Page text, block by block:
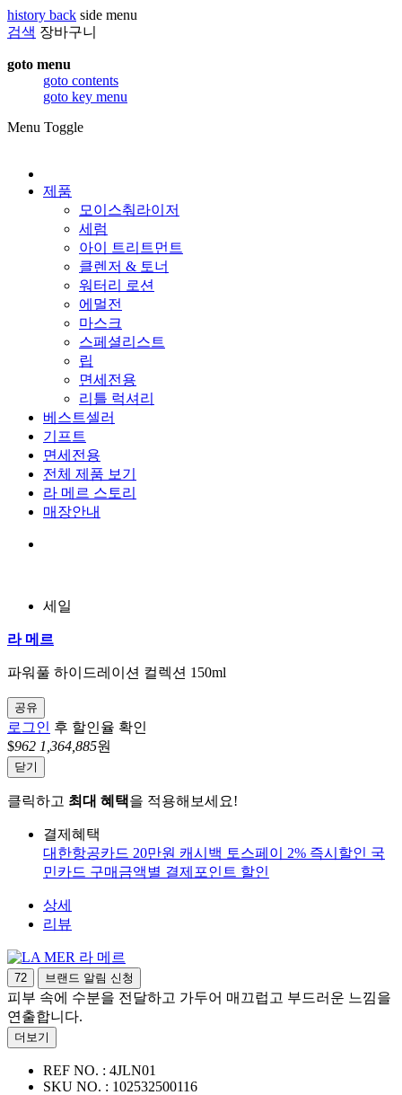
history back side menu
검색 장바구니
goto menu
goto contents
goto key menu
Menu Toggle
제품
모이스춰라이저
세럼
아이 트리트먼트
클렌저 & 토너
워터리 로션
에멀전
마스크
스페셜리스트
립
면세전용
리틀 럭셔리
베스트셀러
기프트
면세전용
전체 제품 보기
라 메르 스토리
매장안내
세일
라 메르
파워풀 하이드레이션 컬렉션 150ml
공유
로그인 후 할인율 확인
$962 1,364,885원
닫기
클릭하고 최대 혜택을 적용해보세요!
결제혜택
대한항공카드 20만원 캐시백 토스페이 2% 즉시할인 국
민카드 구매금액별 결제포인트 할인
상세
리뷰
라 메르
72 브랜드 알림 신청
피부 속에 수분을 전달하고 가두어 매끄럽고 부드러운 느낌을
연출합니다.
더보기
REF NO. : 4JLN01
SKU NO. : 102532500116